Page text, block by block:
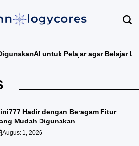
AI untuk Pelajar agar Belajar Lebih
Hadir dengan Beragam Fitur
Mudah Digunakan
August 1, 2026